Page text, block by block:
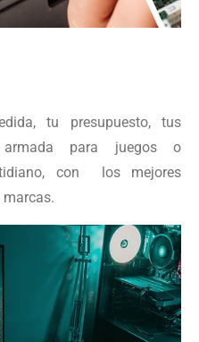
tu presupuesto, tus
armada para juegos o
con los mejores
marcas.